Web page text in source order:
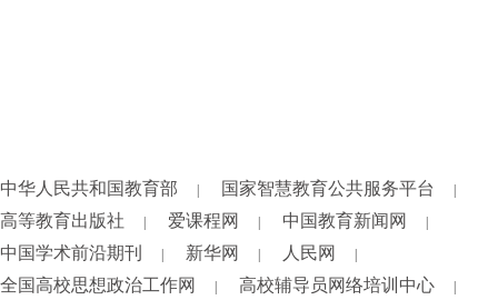
中华人民共和国教育部 国家智慧教育公共服务平台
高等教育出版社 爱课程网 中国教育新闻网
中国学术前沿期刊 新华网 人民网
全国高校思想政治工作网 高校辅导员网络培训中心